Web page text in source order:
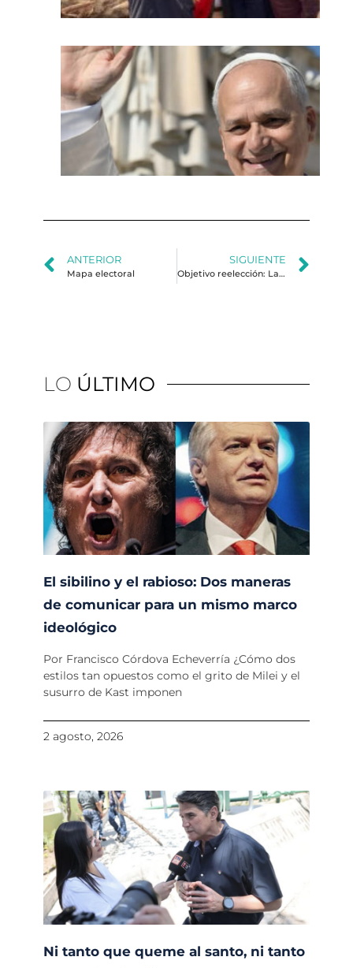
ANTERIOR
Mapa electoral
SIGUIENTE
Objetivo reelección: La guerra contra las pandillas de Bukele
LO ÚLTIMO
El sibilino y el rabioso: Dos maneras
de comunicar para un mismo marco
ideológico
Por Francisco Córdova Echeverría ¿Cómo dos
estilos tan opuestos como el grito de Milei y el
susurro de Kast imponen
2 agosto, 2026
Ni tanto que queme al santo, ni tanto